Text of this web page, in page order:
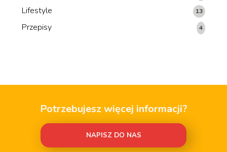
Lifestyle 13
Przepisy 4
Potrzebujesz więcej informacji?
NAPISZ DO NAS